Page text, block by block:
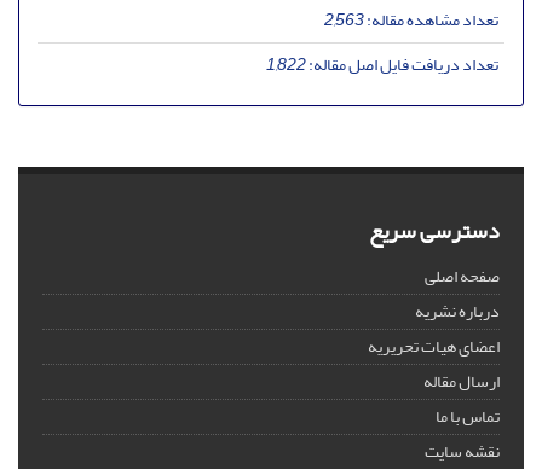
تعداد مشاهده مقاله:2,563
تعداد دریافت فایل اصل مقاله:1,822
دسترسی سریع
صفحه اصلی
درباره نشریه
اعضای هیات تحریریه
ارسال مقاله
تماس با ما
نقشه سایت